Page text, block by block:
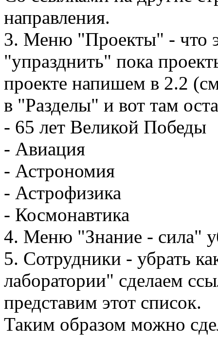
направления.
3. Меню "Проекты" - что
"упразднить" пока
проекте напишем в 2.2
в "Разделы" и вот там
- 65 лет Великой Победы
- Авиация
- Астрономия
- Астрофизика
- Космонавтика
4. Меню "Знание - сила"
5. Сотрудники - убрать
лаборатории" сделаем
представим этот список.
Таким образом можно